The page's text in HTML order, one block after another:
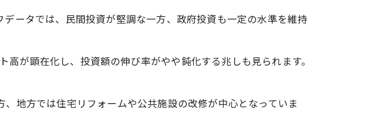
にもたらす効果
ータでは、民間投資が堅調な一方、政府投資も一定の水準を維持
が顕在化し、投資額の伸び率がやや鈍化する兆しも見られます。
地方では住宅リフォームや公共施設の改修が中心となっていま